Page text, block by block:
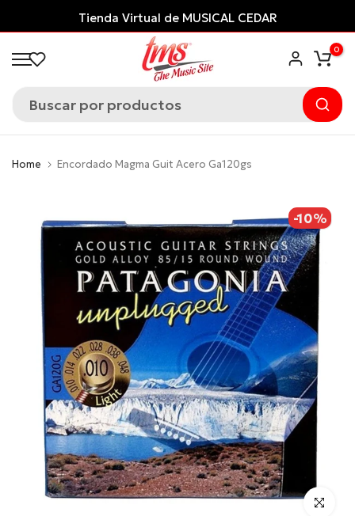
al
contenido
Tienda Virtual de MUSICAL CEDAR
0
Home Encordado Magma Guit Acero Ga120gs
-10%
Click para